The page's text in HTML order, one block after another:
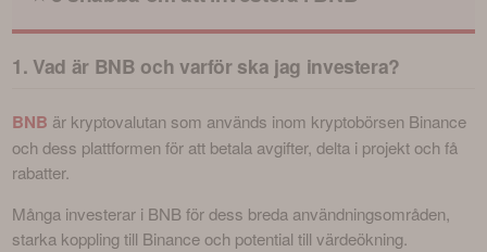
1. Vad är BNB och varför ska jag investera?
BNB är kryptovalutan som används inom kryptobörsen Binance
och dess plattformen för att betala avgifter, delta i projekt och få
rabatter.
Många investerar i BNB för dess breda användningsområden,
starka koppling till Binance och potential till värdeökning.